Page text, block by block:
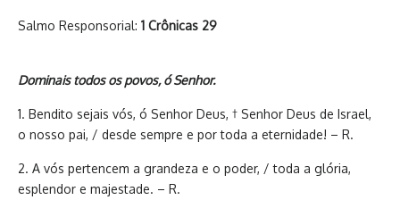
Salmo Responsorial: 1 Crônicas 29
Dominais todos os povos, ó Senhor.
1. Bendito sejais vós, ó Senhor Deus, † Senhor Deus de Israel,
o nosso pai, / desde sempre e por toda a eternidade! – R.
2. A vós pertencem a grandeza e o poder, / toda a glória,
esplendor e majestade. – R.